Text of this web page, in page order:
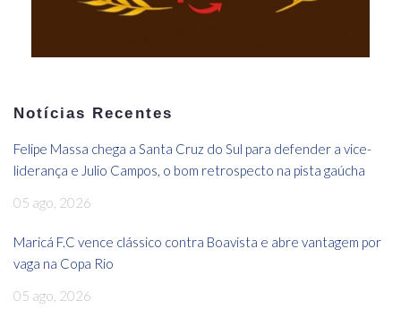
Notícias Recentes
Felipe Massa chega a Santa Cruz do Sul para defender a vice-
liderança e Julio Campos, o bom retrospecto na pista gaúcha
05 ago, 2026
Maricá F.C vence clássico contra Boavista e abre vantagem por
vaga na Copa Rio
05 ago, 2026